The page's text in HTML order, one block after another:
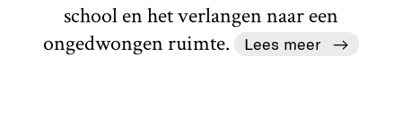
school en het verlangen naar een
ongedwongen ruimte.
Lees meer